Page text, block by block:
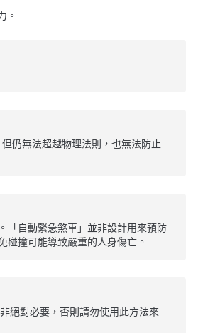
。
仍無法超越物理法則，也無法防止
「自動緊急煞車」並非設計用來預防
碰撞可能導致嚴重的人身傷亡。
絕對必要，否則請勿使用此方法來